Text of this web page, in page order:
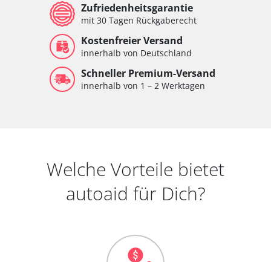
Zufriedenheitsgarantie
mit 30 Tagen Rückgaberecht
Kostenfreier Versand
innerhalb von Deutschland
Schneller Premium-Versand
innerhalb von 1 – 2 Werktagen
Welche Vorteile bietet
autoaid für Dich?